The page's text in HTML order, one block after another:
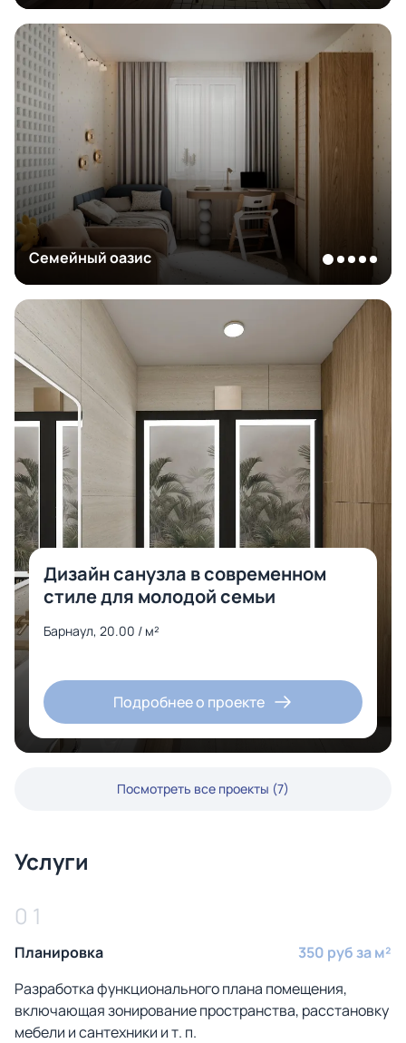
Семейный оазис
Дизайн санузла в современном
стиле для молодой семьи
Барнаул, 20.00 / м²
Подробнее о проекте
Посмотреть все проекты (7)
Услуги
0 1
Планировка
350 руб за м²
Разработка функционального плана помещения,
включающая зонирование пространства, расстановку
мебели и сантехники и т. п.